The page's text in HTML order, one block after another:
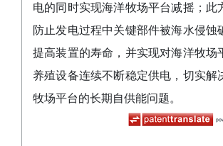
电的同时实现海洋牧场平台减摇；此
防止发电过程中关键部件被海水侵蚀
提高装置的寿命，并实现对海洋牧场
养殖设备连续不断稳定供电，切实解
牧场平台的长期自供能问题。